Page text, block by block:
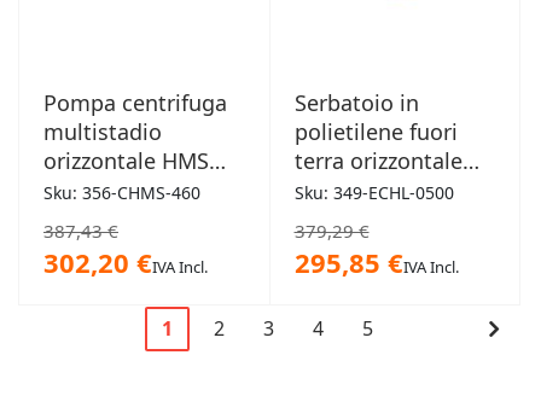
Pompa centrifuga
multistadio
orizzontale HMS
1,1kW 6 giranti
Sku: 356-CHMS-460
387,43 €
302,20 €IVA Incl.
Serbatoio in
polietilene fuori
terra orizzontale
500L
Sku: 349-ECHL-0500
379,29 €
295,85 €IVA Incl.
Pagina
Attualmente
1 Pagina
2 Pagina
3 Pagina
4 Pagina
5